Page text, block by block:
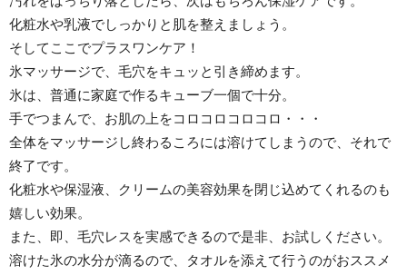
化粧水や乳液でしっかりと肌を整えましょう。
そしてここでプラスワンケア！
氷マッサージで、毛穴をキュッと引き締めます。
氷は、普通に家庭で作るキューブ一個で十分。
手でつまんで、お肌の上をコロコロコロコロ・・・
全体をマッサージし終わるころには溶けてしまうので、それで
終了です。
化粧水や保湿液、クリームの美容効果を閉じ込めてくれるのも
嬉しい効果。
また、即、毛穴レスを実感できるので是非、お試しください。
溶けた氷の水分が滴るので、タオルを添えて行うのがおススメ